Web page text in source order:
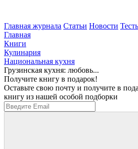
Главная журнала Статьи Новости
Главная
Книги
Кулинария
Национальная кухня
Грузинская кухня: любовь...
Получите книгу в подарок!
Оставьте свою почту и получите в
книгу из нашей особой подборки